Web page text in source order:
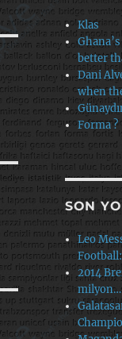
Klas
better
Dani
when
Forma ?
SON
Leo
2014
milyon…